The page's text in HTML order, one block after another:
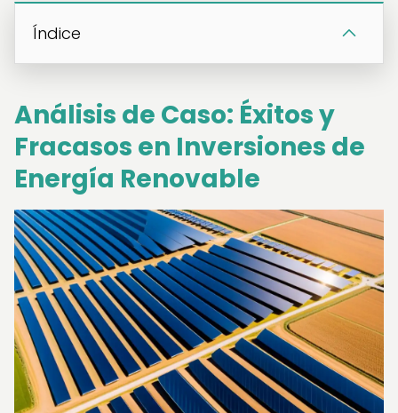
Índice
Análisis de Caso: Éxitos y
Fracasos en Inversiones de
Energía Renovable